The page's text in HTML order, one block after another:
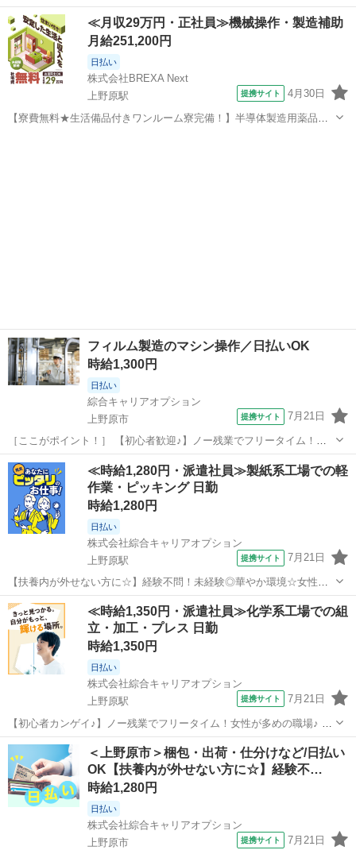
◎女性活躍中♪ ［お仕事内容］ 【業務内容詳細】空調完備で働きやす
い環境！ 刷版業務全般 ・オンデマンド印刷(オペレーター業務)・断裁
(オペレーター業務)・加...
山梨 上野原市 仕分け
≪月収29万円・正社員≫機械操作・製造補助
月給251,200円
日払い
株式会社BREXA Next
上野原駅
提携サイト 4月30日
【寮費無料★生活備品付きワンルーム寮完備！】半導体製造用薬品の
フィルム製造のマシン操作／日払いOK
時給1,300円
日払い
綜合キャリアオプション
上野原市
提携サイト 7月21日
［ここがポイント！］ 【初心者歓迎♪】ノー残業でフリータイム！女
性が多めの職場♪ ［お仕事内容］ 【業務内容詳細】 定時で帰ろう！
プライベートの時間確保！ フィルム製造の関するプレス機オペレータ
ー 【取扱製品情報】フィル...
山梨 上野原市 工場
≪時給1,280円・派遣社員≫製紙系工場での軽
作業・ピッキング 日勤
時給1,280円
日払い
株式会社綜合キャリアオプション
上野原駅
提携サイト 7月21日
【扶養内が外せない方に☆】経験不問！未経験◎華やか環境☆女性も
活躍中♪ 梱包・出荷・仕分けなど 【業務内容詳細】 空調完備で働きや
すい環境！刷版業務全般 ・オンデマンド印刷(オペレーター業務)・断
裁(オペレーター業務)・...
山梨 上野原市 上野原駅 その他
≪時給1,350円・派遣社員≫化学系工場での組
立・加工・プレス 日勤
時給1,350円
日払い
株式会社綜合キャリアオプション
上野原駅
提携サイト 7月21日
【初心者カンゲイ♪】ノー残業でフリータイム！女性が多めの職場♪ フ
ィルム製造のマシン操作 【業務内容詳細】 定時で帰ろう！プライベー
トの時間確保！フィルム製造の関するプレス機オペレーター 【取扱製
品情報】 フィルム ...
山梨 上野原市 上野原駅 その他
＜上野原市＞梱包・出荷・仕分けなど/日払い
OK【扶養内が外せない方に☆】経験不…
時給1,280円
日払い
株式会社綜合キャリアオプション
上野原市
提携サイト 7月21日